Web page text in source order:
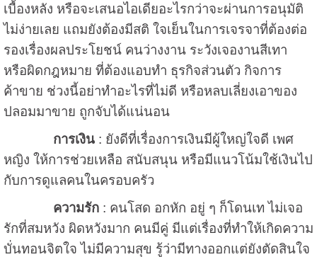
เบื้องหลัง หรือจะเสนอไอเดียอะไรกว่าจะผ่านการอนุมัติ
ไม่ง่ายเลย แถมยังต้องมีสติ ใจเย็นในการเจรจาที่ต้องต่อ
รองเรื่องผลประโยชน์ คนว่างงาน ระวังเจองานสีเทา
หรือผิดกฎหมาย ที่ต้องแอบทำ ธุรกิจส่วนตัว กิจการ
ค้าขาย ช่วงนี้อย่าทำอะไรที่ไม่ดี หรือหลบเลี่ยงเอาของ
ปลอมมาขาย ถูกจับได้แน่นอน
การเงิน: ยังดีที่เรื่องการเงินมีผู้ใหญ่ใจดี เพศ
หญิง ให้การช่วยเหลือ สนับสนุน หรือมีแนวโน้มใช้เงินไป
กับการดูแลคนในครอบครัว
ความรัก: คนโสด อกหัก อยู่ ๆ ก็โดนเท ไม่เจอ
รักที่สมหวัง ผิดหวังมาก คนมีคู่ มีแต่เรื่องที่ทำให้เกิดความ
บั่นทอนจิตใจ ไม่มีความสุข รู้ว่ามีทางออกแต่ยังตัดสินใจ